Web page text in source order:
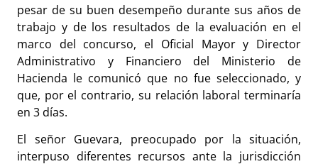
pesar de su buen desempeño durante sus años de
trabajo y de los resultados de la evaluación en el
marco del concurso, el Oficial Mayor y Director
Administrativo y Financiero del Ministerio de
Hacienda le comunicó que no fue seleccionado, y
que, por el contrario, su relación laboral terminaría
en 3 días.
El señor Guevara, preocupado por la situación,
interpuso diferentes recursos ante la jurisdicción